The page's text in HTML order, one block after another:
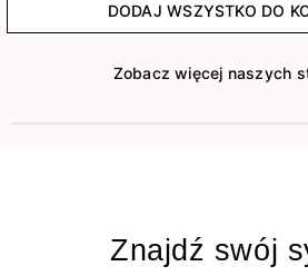
DODAJ WSZYSTKO DO
Zobacz więcej naszych
Znajdź swój